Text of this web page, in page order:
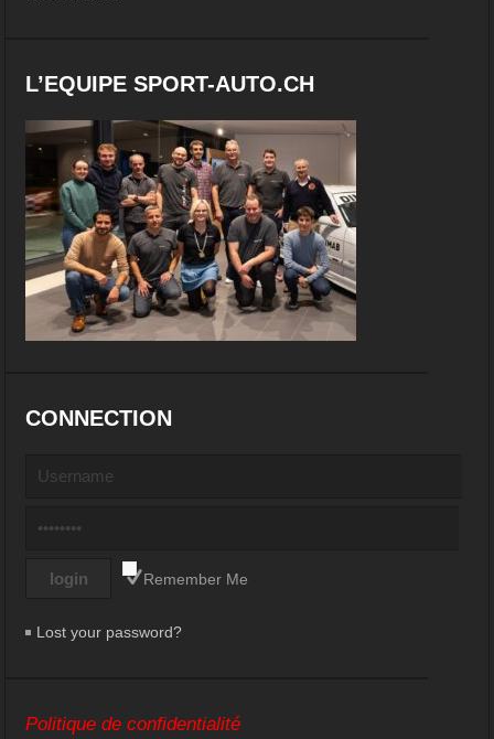
L’EQUIPE SPORT-AUTO.CH
CONNECTION
Remember Me
Lost your password?
Politique de confidentialité